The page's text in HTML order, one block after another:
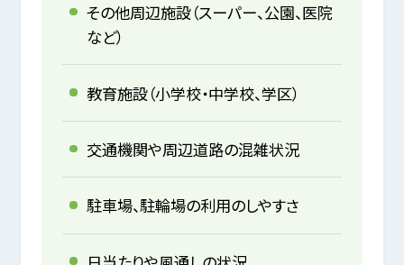
その他周辺施設（スーパー、公園、医院
など）
教育施設（小学校・中学校、学区）
交通機関や周辺道路の混雑状況
駐車場、駐輪場の利用のしやすさ